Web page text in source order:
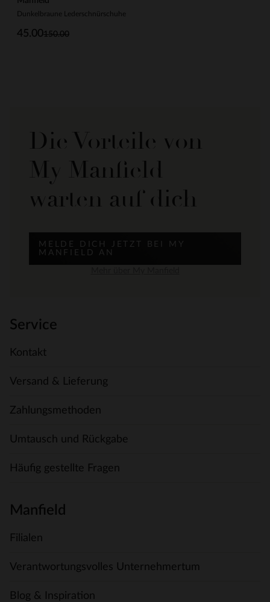
Dunkelbraune Lederschnürschuhe
150.00
45.00
Die Vorteile von
My Manfield
warten auf dich
MELDE DICH JETZT BEI MY
MANFIELD AN
Service
Kontakt
Versand & Lieferung
Zahlungsmethoden
Umtausch und Rückgabe
Häufig gestellte Fragen
Manfield
Filialen
Verantwortungsvolles Unternehmertum
Blog & Inspiration